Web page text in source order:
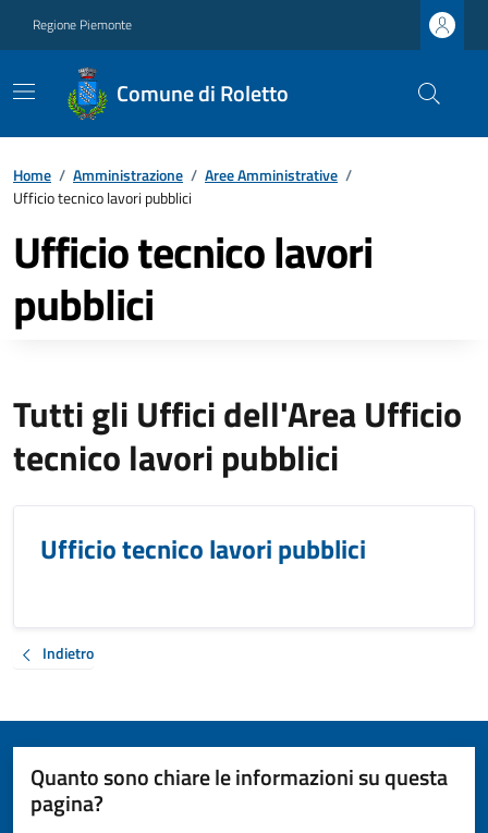
Regione Piemonte
Comune di Roletto
Home / Amministrazione / Aree Amministrative /
Ufficio tecnico lavori pubblici
Ufficio tecnico lavori
pubblici
Tutti gli Uffici dell'Area Ufficio
tecnico lavori pubblici
Ufficio tecnico lavori pubblici
Indietro
Quanto sono chiare le informazioni su questa
pagina?